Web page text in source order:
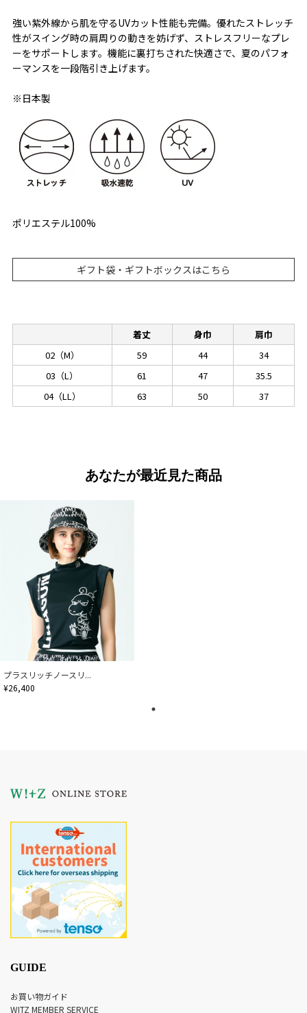
強い紫外線から肌を守るUVカット性能も完備。優れたストレッチ
性がスイング時の肩周りの動きを妨げず、ストレスフリーなプレ
ーをサポートします。機能に裏打ちされた快適さで、夏のパフォ
ーマンスを一段階引き上げます。
※日本製
ポリエステル100%
ギフト袋・ギフトボックスはこちら
着丈 身巾
肩巾
02（M）
59 44
34
03（L）
61 47
35.5
04（LL）
63 50 37
あなたが最近見た商品
プラスリッチノースリ...
¥26,400
GUIDE
お買い物ガイド
WITZ MEMBER SERVICE